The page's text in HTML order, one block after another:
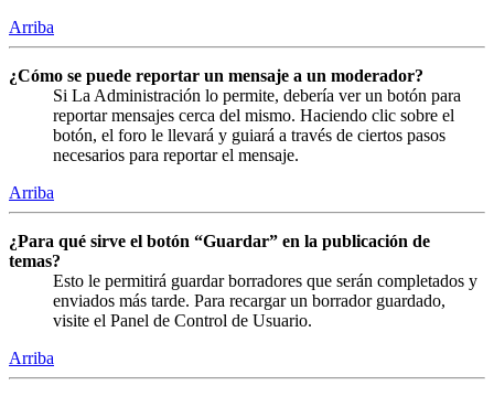
Arriba
¿Cómo se puede reportar un mensaje a un moderador?
Si La Administración lo permite, debería ver un botón para
reportar mensajes cerca del mismo. Haciendo clic sobre el
botón, el foro le llevará y guiará a través de ciertos pasos
necesarios para reportar el mensaje.
Arriba
¿Para qué sirve el botón “Guardar” en la publicación de
temas?
Esto le permitirá guardar borradores que serán completados y
enviados más tarde. Para recargar un borrador guardado,
visite el Panel de Control de Usuario.
Arriba